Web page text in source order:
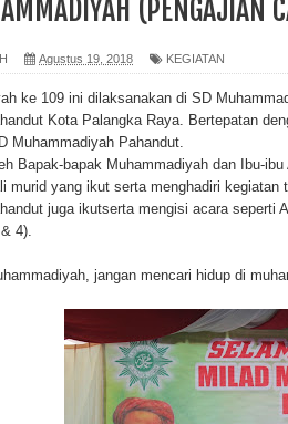
(PENGAJIAN
Agustus 19, 2018 KEGIATAN
ke 109 ini dilaksanakan di SD
Kota Palangka Raya. Bertepatan
Muhammadiyah Pahandut.
Bapak-bapak Muhammadiyah dan Ibu-
murid yang ikut serta menghadiri
juga ikutserta mengisi acara seperti
4).
jangan mencari hidup di